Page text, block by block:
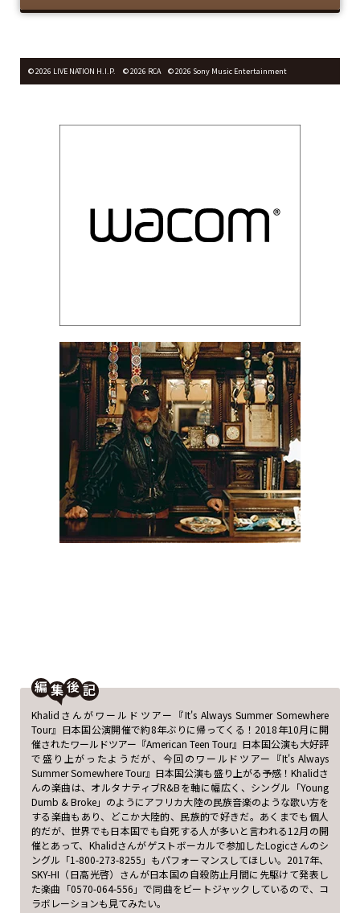
© 2026 LIVE NATION H.I.P. © 2026 RCA © 2026 Sony Music Entertainment
編
後
Khalidさんがワールドツアー『It's Always Summer Somewhere
Tour』日本国公演開催で約8年ぶりに帰ってくる！2018年10月に開
催されたワールドツアー『American Teen Tour』日本国公演も大好評
で盛り上がったようだが、今回のワールドツアー『It's Always
Summer Somewhere Tour』日本国公演も盛り上がる予感！Khalidさ
んの楽曲は、オルタナティブR&Bを軸に幅広く、シングル「Young
Dumb & Broke」のようにアフリカ大陸の民族音楽のような歌い方を
する楽曲もあり、どこか大陸的、民族的で好きだ。あくまでも個人
的だが、世界でも日本国でも自死する人が多いと言われる12月の開
催とあって、Khalidさんがゲストボーカルで参加したLogicさんのシ
ングル「1-800-273-8255」もパフォーマンスしてほしい。2017年、
SKY-HI（日高光啓）さんが日本国の自殺防止月間に先駆けて発表し
た楽曲「0570-064-556」で同曲をビートジャックしているので、コ
ラボレーションも見てみたい。